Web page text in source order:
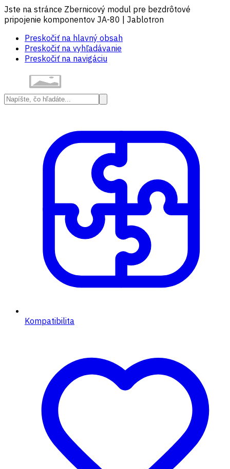
Jste na stránce Zbernicový modul pre bezdrôtové
pripojenie komponentov JA-80 | Jablotron
Preskočiť na hlavný obsah
Preskočiť na vyhľadávanie
Preskočiť na navigáciu
Kompatibilita